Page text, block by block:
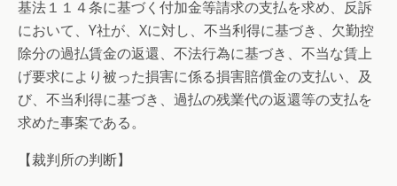
基法１１４条に基づく付加金等請求の支払を求め、反訴
において、Y社が、Xに対し、不当利得に基づき、欠勤控
除分の過払賃金の返還、不法行為に基づき、不当な賃上
げ要求により被った損害に係る損害賠償金の支払い、及
び、不当利得に基づき、過払の残業代の返還等の支払を
求めた事案である。
【裁判所の判断】